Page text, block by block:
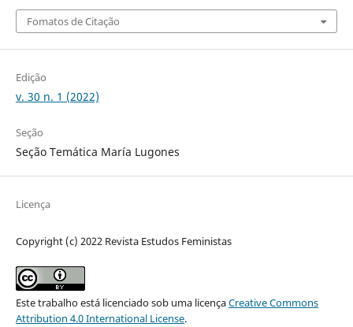
Fomatos de Citação
Edição
v. 30 n. 1 (2022)
Seção
Seção Temática María Lugones
Licença
Copyright (c) 2022 Revista Estudos Feministas
Este trabalho está licenciado sob uma licençaCreative Commons
Attribution 4.0 International License.